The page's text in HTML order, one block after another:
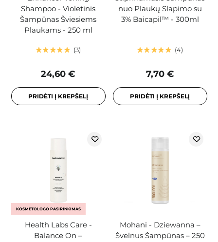
Shampoo - Violetinis
Šampūnas Šviesiems
Plaukams - 250 ml
3
24,60 €
PRIDĖTI Į KREPŠELĮ
nuo Plaukų Slapimo su
3% Baicapil™ - 300ml
4
7,70 €
PRIDĖTI Į KREPŠELĮ
KOSMETOLOGO PASIRINKIMAS
Health Labs Care -
Balance On –
Mohani - Dziewanna –
Švelnus Šampūnas – 250